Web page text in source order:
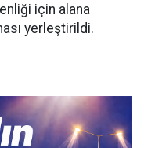
için alana
yerleştirildi.